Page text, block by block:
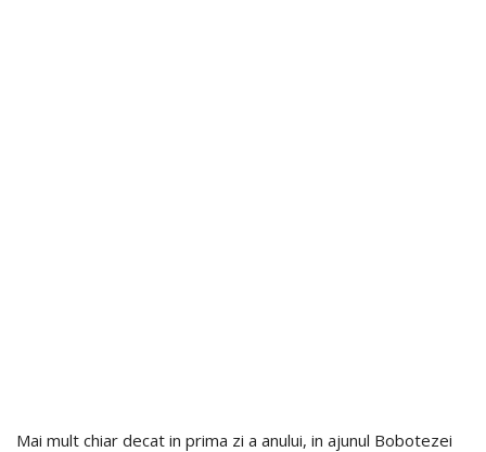
Mai mult chiar decat in prima zi a anului, in ajunul Bobotezei